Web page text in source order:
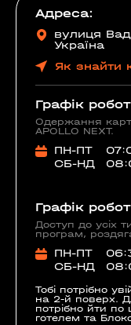
Адреса:
вулиця
Україна
Як знайти
Графік
Одержання
APOLLO NEXT.
ПН-ПТ
СБ-НД
Графік
Доступ до усіх
програм,
ПН-ПТ
СБ-НД
Тобі потрібно
на 2-й поверх.
потрібно йти по
готелем та